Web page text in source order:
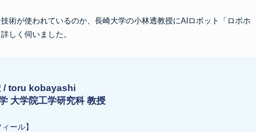
術が使われているのか、長崎大学の小林透教授にAIロボット「ロボホ
しく伺いました。
/ toru kobayashi
大学院工学研究科 教授
ィール】